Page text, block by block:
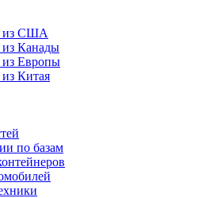
из США
Канады
Европы
Китая
по базам